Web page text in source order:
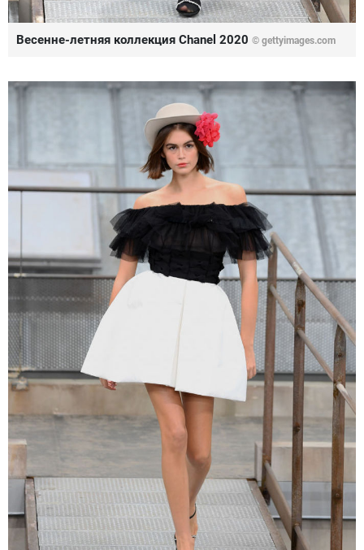
Весенне-летняя коллекция Chanel 2020 © gettyimages.com